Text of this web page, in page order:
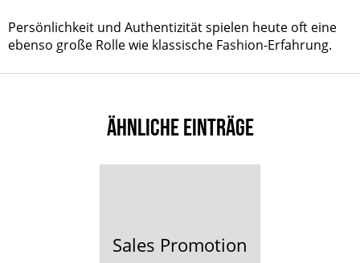
Persönlichkeit und Authentizität spielen heute oft eine
ebenso große Rolle wie klassische Fashion-Erfahrung.
ÄHNLICHE EINTRÄGE
Sales Promotion